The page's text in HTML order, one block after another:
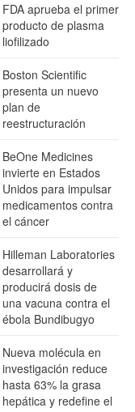
FDA aprueba el primer
producto de plasma
liofilizado
Boston Scientific
presenta un nuevo
plan de
reestructuración
BeOne Medicines
invierte en Estados
Unidos para impulsar
medicamentos contra
el cáncer
Hilleman Laboratories
desarrollará y
producirá dosis de
una vacuna contra el
ébola Bundibugyo
Nueva molécula en
investigación reduce
hasta 63% la grasa
hepática y redefine el